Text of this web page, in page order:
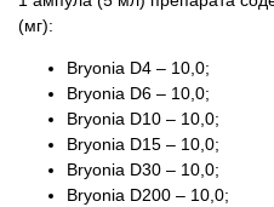
(мг):
Bryonia D4 – 10,0;
Bryonia D6 – 10,0;
Bryonia D10 – 10,0;
Bryonia D15 – 10,0;
Bryonia D30 – 10,0;
Bryonia D200 – 10,0;
Популярные зоотовары
Архив / Снято с